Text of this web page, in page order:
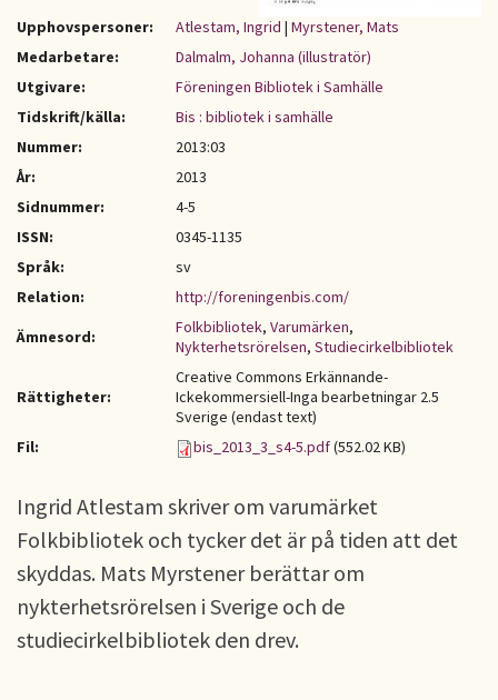
Upphovspersoner: Atlestam, Ingrid | Myrstener, Mats
Medarbetare:
Dalmalm, Johanna (illustratör)
Utgivare:
Föreningen Bibliotek i Samhälle
Tidskrift/källa:
Bis : bibliotek i samhälle
Nummer:
2013:03
År:
2013
Sidnummer:
4-5
ISSN:
0345-1135
Språk:
sv
Relation:
http://foreningenbis.com/
Ämnesord:
Folkbibliotek, Varumärken,
Nykterhetsrörelsen, Studiecirkelbibliotek
Rättigheter:
Creative Commons Erkännande-
Ickekommersiell-Inga bearbetningar 2.5
Sverige (endast text)
Fil:
bis_2013_3_s4-5.pdf(552.02 KB)
Ingrid Atlestam skriver om varumärket
Folkbibliotek och tycker det är på tiden att det
skyddas. Mats Myrstener berättar om
nykterhetsrörelsen i Sverige och de
studiecirkelbibliotek den drev.